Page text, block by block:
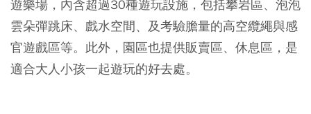
遊樂場，內含超過30種遊玩設施，包括攀岩區、泡泡
雲朵彈跳床、戲水空間、及考驗膽量的高空纜繩與感
官遊戲區等。此外，園區也提供販賣區、休息區，是
適合大人小孩一起遊玩的好去處。